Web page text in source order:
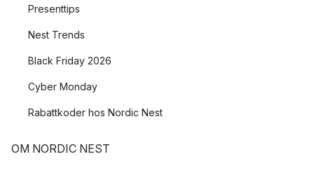
Presenttips
Nest Trends
Black Friday 2026
Cyber Monday
Rabattkoder hos Nordic Nest
OM NORDIC NEST